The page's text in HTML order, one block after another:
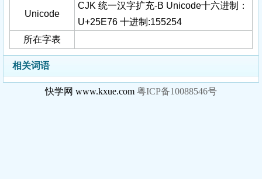
Unicode
CJK 统一汉字扩充-B Unicode十六进制：
U+25E76 十进制:155254
所在字表
相关词语
快学网 www.kxue.com 粤ICP备10088546号